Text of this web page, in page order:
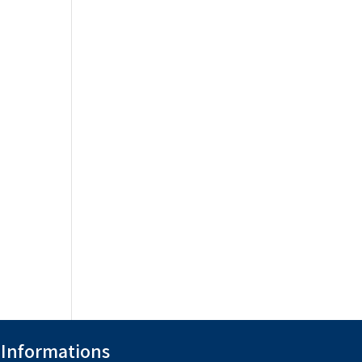
Informations